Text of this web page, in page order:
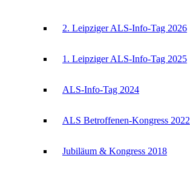
2. Leipziger ALS-Info-Tag 2026
1. Leipziger ALS-Info-Tag 2025
ALS-Info-Tag 2024
ALS Betroffenen-Kongress 2022
Jubiläum & Kongress 2018